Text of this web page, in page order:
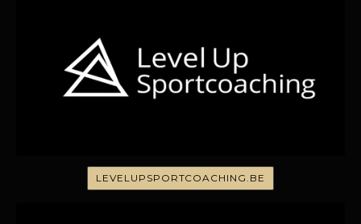
LEVELUPSPORTCOACHING.BE